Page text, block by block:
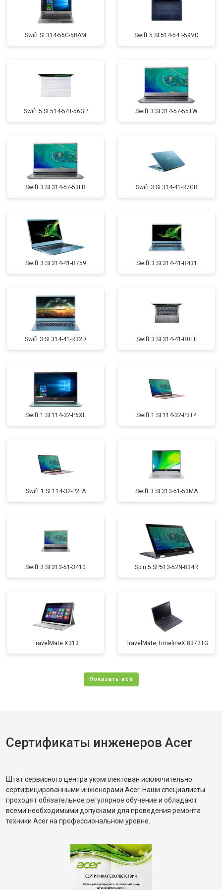
Swift SF314-56G-58AM Swift 5 SF514-54T-59VD
Swift 5 SF514-54T-56GP Swift 3 SF314-57-55TW
Swift 3 SF314-57-53FR Swift 3 SF314-41-R7GB
Swift 3 SF314-41-R759 Swift 3 SF314-41-R431
Swift 3 SF314-41-R32D Swift 3 SF314-41-R0TE
Swift 1 SF114-32-P6XL Swift 1 SF114-32-P3T4
Swift 1 SF114-32-P2FA Swift 3 SF313-51-53MA
Swift 3 SF313-51-3410 Spin 5 SP513-52N-834R
TravelMate X313 TravelMate TimelineX 8372TG
Сертификаты инженеров Acer
Штат сервисного центра укомплектован исключительно
сертифицированными инженерами Acer. Наши специалисты
проходят обязательное регулярное обучение и обладают
всеми необходимыми допусками для проведения ремонта
техники Acer на профессиональном уровне.